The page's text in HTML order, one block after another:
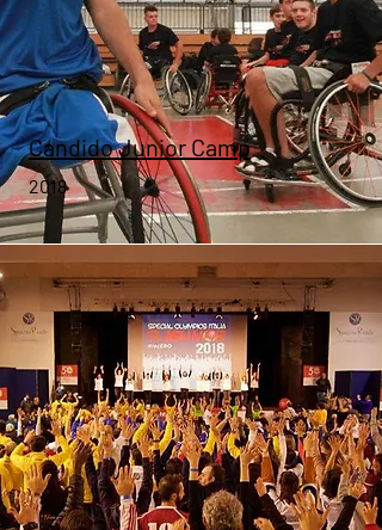
Candido Junior Camp
2018